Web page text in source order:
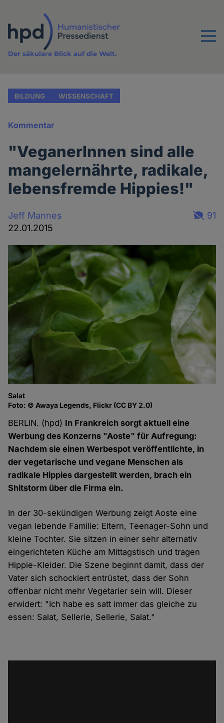
Inhalt
Menu
Der säkulare Blick auf die Welt.
BILDUNG WISSENSCHAFT
Kommentar
"VeganerInnen sind alle
mangelernährte, radikale,
lebensfremde Hippies!"
Jeff Mannes
22.01.2015
91
Salat
Foto: © Awaya Legends, Flickr (CC BY 2.0)
BERLIN. (hpd) In Frankreich sorgt aktuell eine
Werbung des Konzerns "Aoste" für Aufregung:
Nachdem sie einen Werbespot veröffentlichte, in
der vegetarische und vegane Menschen als
radikale Hippies dargestellt werden, brach ein
Shitstorm über die Firma ein.
In der 30-sekündigenWerbung zeigt Aoste eine
vegan lebende Familie: Eltern, Teenager-Sohn und
kleine Tochter. Sie sitzen in einer sehr alternativ
eingerichteten Küche am Mittagstisch und tragen
Hippie-Kleider. Die Szene beginnt damit, dass der
Vater sich schockiert entrüstet, dass der Sohn
offenbar nicht mehr Vegetarier sein will. Dieser
erwidert: "Ich habe es satt immer das gleiche zu
essen: Salat, Sellerie, Sellerie, Salat."